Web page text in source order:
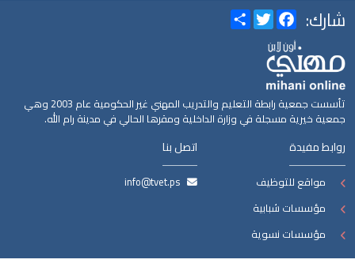
شارك: ShareTwitterFacebook
تأسست جمعية رابطة التعليم والتدريب المهني غير الحكومية عام 2003 وهي
جمعية خيرية مسجلة في وزارة الداخلية ومقرها الحالي في مدينة رام الله.
روابط مفيدة
مواقع للتوظيف
مؤسسات شبابية
مؤسسات نسوية
اتصل بنا
info@tvet.ps